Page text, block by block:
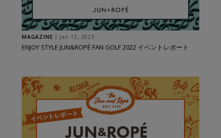
MAGAZINE Jan 12, 2023
ENJOY STYLE JUN&ROPÉ FAN GOLF 2022 イベントレポート